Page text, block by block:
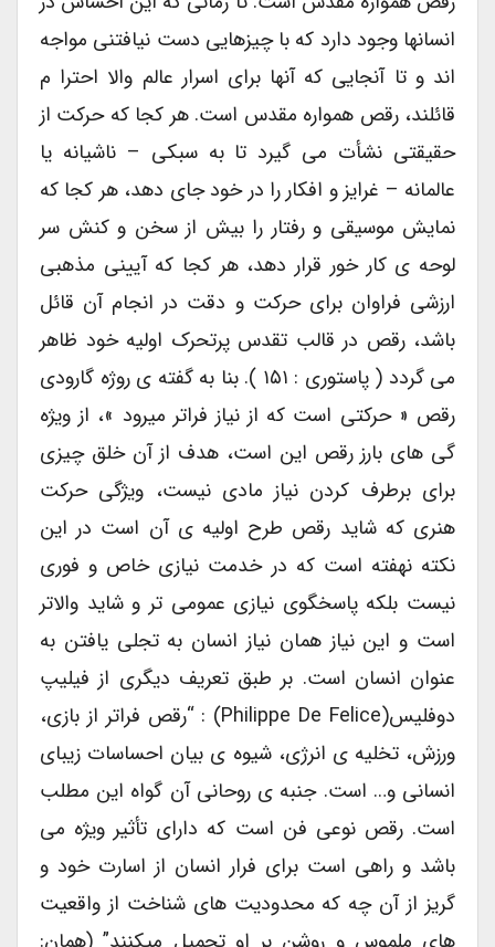
انسانها وجود دارد که با چیزهایی دست نیافتنی مواجه
اند و تا آنجایی که آنها برای اسرار عالم والا احترا م
قائلند، رقص همواره مقدس است. هر کجا که حرکت از
حقیقتی نشأت می گیرد تا به سبکی – ناشیانه یا
عالمانه – غرایز و افکار را در خود جای دهد، هر کجا که
نمایش موسیقی و رفتار را بیش از سخن و کنش سر
لوحه ی کار خور قرار دهد، هر کجا که آیینی مذهبی
ارزشی فراوان برای حرکت و دقت در انجام آن قائل
باشد، رقص در قالب تقدس پرتحرک اولیه خود ظاهر
می گردد ( پاستوری : ۱۵۱ ). بنا به گفته ی روژه گارودی
رقص « حرکتی است که از نیاز فراتر میرود »، از ویژه
گی های بارز رقص این است، هدف از آن خلق چیزی
برای برطرف کردن نیاز مادی نیست، ویژگی حرکت
هنری که شاید رقص طرح اولیه ی آن است در این
نکته نهفته است که در خدمت نیازی خاص و فوری
نیست بلکه پاسخگوی نیازی عمومی تر و شاید والاتر
است و این نیاز همان نیاز انسان به تجلی یافتن به
عنوان انسان است. بر طبق تعریف دیگری از فیلیپ
دوفلیس(Philippe De Felice) : “رقص فراتر از بازی،
ورزش، تخلیه ی انرژی، شیوه ی بیان احساسات زیبای
انسانی و… است. جنبه ی روحانی آن گواه این مطلب
است. رقص نوعی فن است که دارای تأثیر ویژه می
باشد و راهی است برای فرار انسان از اسارت خود و
گریز از آن چه که محدودیت های شناخت از واقعیت